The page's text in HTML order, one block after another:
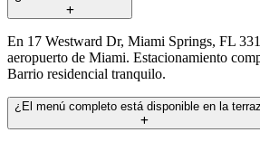
En 17 Westward Dr, Miami Springs, FL
aeropuerto de Miami. Estacionamiento
Barrio residencial tranquilo.
¿El menú completo está disponible en la